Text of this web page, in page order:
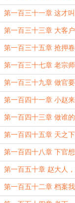
第一百三十一章 这才叫
第一百三十三章 大客
第一百三十五章 抢押
第一百三十七章 老宗
第一百三十九章 做官
第一百四十一章 小赵
第一百四十三章 做谁
第一百四十五章 天之下
第一百四十八章 下官
第一百五十章 赵大人
第一百五十二章 档案